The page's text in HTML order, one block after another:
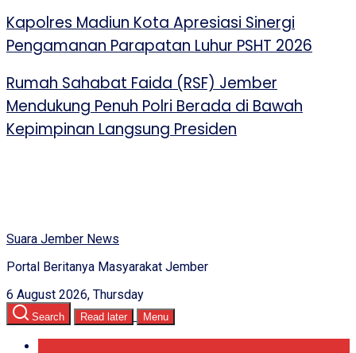
Kapolres Madiun Kota Apresiasi Sinergi
Pengamanan Parapatan Luhur PSHT 2026
Rumah Sahabat Faida (RSF) Jember
Mendukung Penuh Polri Berada di Bawah
Kepimpinan Langsung Presiden
Suara Jember News
Portal Beritanya Masyarakat Jember
6 August 2026, Thursday
Search Read later Menu